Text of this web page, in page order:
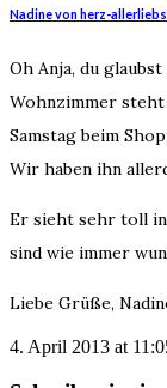
Nadine von herz-
Oh Anja, du
Wohnzimmer steht
Samstag beim
Wir haben ihn
Er sieht sehr toll in
sind wie immer
Liebe Grüße,
4. April 2013 at